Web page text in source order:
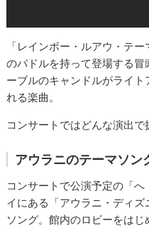
「レインボー・ルアウ・テ
のパドルを持って登場する
ーブルのキャンドルがライ
れる楽曲。
コンサートではどんな演出で
アウラニのテーマソン
コンサートで公演予定の「
イにある「アウラニ・ディ
ソング。館内のロビーをは